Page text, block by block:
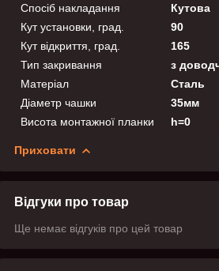
Спосіб накладання
Кутова
Кут установки, град.
90
Кут відкриття, град.
165
Тип закривання
з
Матеріал
Сталь
Діаметр чашки
35мм
Висота монтажної планки
h=0
Приховати
Відгуки про товар
Ще немає відгуків про цей товар